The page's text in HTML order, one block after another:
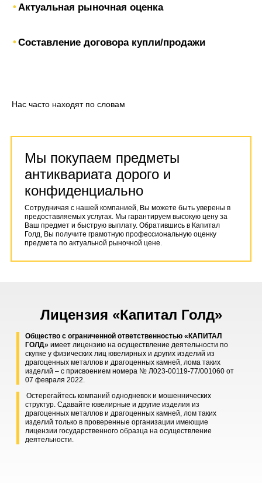
Актуальная рыночная оценка
Составление договора купли/продажи
Нас часто находят по словам
Мы покупаем предметы
антиквариата дорого и
конфиденциально
Сотрудничая с нашей компанией, Вы можете быть уверены в
предоставляемых услугах. Мы гарантируем высокую цену за
Ваш предмет и быструю выплату. Обратившись в Капитал
Голд, Вы получите грамотную профессиональную оценку
предмета по актуальной рыночной цене.
Лицензия «Капитал Голд»
Общество с ограниченной ответственностью «КАПИТАЛ
ГОЛД» имеет лицензию на осуществление деятельности по
скупке у физических лиц ювелирных и других изделий из
драгоценных металлов и драгоценных камней, лома таких
изделий – с присвоением номера № Л023-00119-77/001060 от
07 февраля 2022.
Остерегайтесь компаний однодневок и мошеннических
структур. Сдавайте ювелирные и другие изделия из
драгоценных металлов и драгоценных камней, лом таких
изделий только в проверенные организации имеющие
лицензии государственного образца на осуществление
деятельности.